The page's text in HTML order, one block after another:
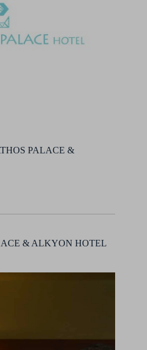
PALACE &
& ALKYON HOTEL